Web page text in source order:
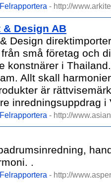
Felrapportera - http://
Design AB
Design
små företag och
konstnärer i
Allt skall
är
inredningsuppdrag i
Felrapportera - http://
.
Felrapportera - http://